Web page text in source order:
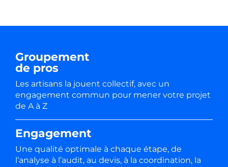
Groupement
de pros
Les artisans la jouent collectif, avec un
engagement commun pour mener votre projet
de A à Z
Engagement
Une qualité optimale à chaque étape, de
l’analyse à l’audit, au devis, à la coordination, la